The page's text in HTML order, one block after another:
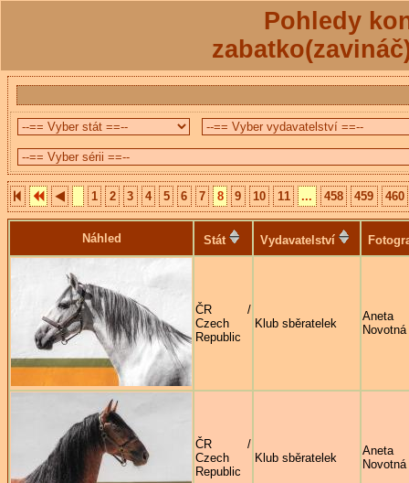
Pohledy
1 2 3 4 5 6 7 8 9 10 11 ... 458 459 460
Náhled Stát Vydavatelství
ČR /
Czech
Republic
Klub sběratelek
Aneta
Novotná
ČR /
Czech
Republic
Klub sběratelek
Aneta
Novotná